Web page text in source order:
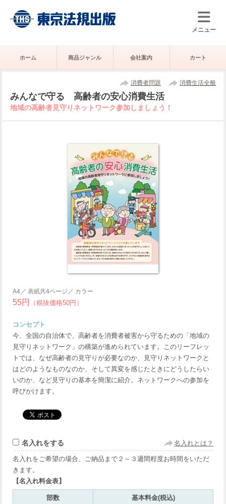
メニュー
ホーム 商品ジャンル 会社案内 カート
消費者問題 消費生活全般
みんなで守る 高齢者の安心消費生活
地域の高齢者見守りネットワーク参加しましょう！
A4／ 表紙共4ページ／ カラー
55円 （税抜価格50円）
コンセプト
今、全国の自治体で、高齢者を消費者被害から守るための「地域の
見守りネットワーク」の構築が進められています。このリーフレッ
トでは、なぜ高齢者の見守りが必要なのか、見守りネットワークと
はどのようなものなのか、そして異変を感じたときにどうしたらい
いのか、など見守りの基本を簡潔に紹介。ネットワークへの参加を
呼びかけます。
名入れをする 名入れとは？
名入れをご希望の場合、ご納品まで２～３週間程度お時間をいただ
きます。
【名入れ料金表】
部数 基本料金(税込)